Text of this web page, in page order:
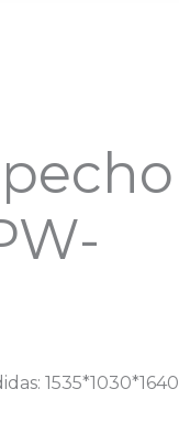
1535*1030*1640